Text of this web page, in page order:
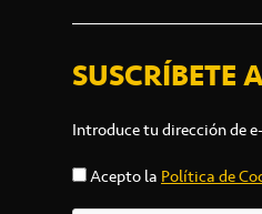
SUSCRÍBETE
Introduce tu dirección de
Acepto la Política de